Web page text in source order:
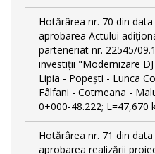
Hotărârea nr. 70 din
aprobarea Actului
parteneriat nr. 22545/
investiții "Modernizare
Lipia - Popești - Lunca
Fâlfani - Cotmeana -
0+000-48.222; L=47,670
Hotărârea nr. 71 din
aprobarea realizării